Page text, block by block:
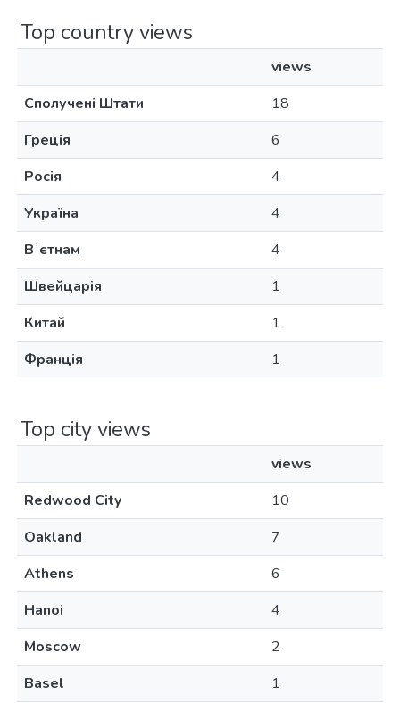
Top country views
views
Сполучені Штати
18
Греція
6
Росія
4
Україна
4
Вʼєтнам
4
Швейцарія
1
Китай
1
Франція
1
Top city views
views
Redwood City
10
Oakland
7
Athens
6
Hanoi
4
Moscow
2
Basel
1